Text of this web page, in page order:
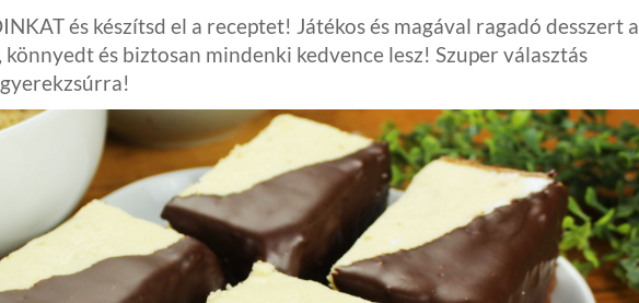
és készítsd el a receptet! Játékos és magával ragadó desszert a
könnyedt és biztosan mindenki kedvence lesz! Szuper választás